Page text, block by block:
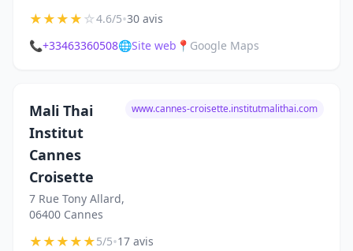
★★★★☆4.6/5•30 avis
📞+33463360508🌐Site web 📍 Google Maps
Mali Thai
Institut
Cannes
Croisette
7 Rue Tony Allard,
06400 Cannes
www.cannes-croisette.institutmalithai.com
★★★★★5/5•17 avis